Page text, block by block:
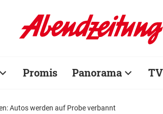
Promis Panorama TV
Autos werden auf Probe verbannt